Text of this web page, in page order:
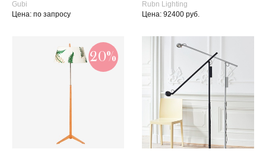
Gubi
Цена: по запросу
Rubn Lighting
Цена: 92400 руб.
20%